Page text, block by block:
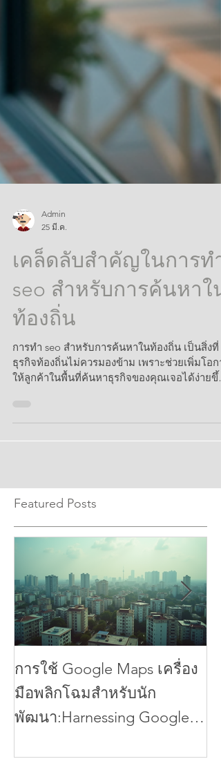
25 มี.ค.
เคล็ดลับสำคัญในการทำ
seo สำหรับการค้นหาใน
ท้องถิ่น
การทำ seo สำหรับการค้นหาในท้องถิ่น เป็นสิ่งที่
ธุรกิจท้องถิ่นไม่ควรมองข้าม เพราะช่วยเพิ่มโอกา
ต้องการเข้าถึงลูกค้าในพื้นที่เฉพาะ การทำ SEO ใ
ระดับท้องถิ่นจะช่วยให้ธุ
Featured Posts
การใช้ Google Maps เครื่อง
มือพลิกโฉมสำหรับนัก